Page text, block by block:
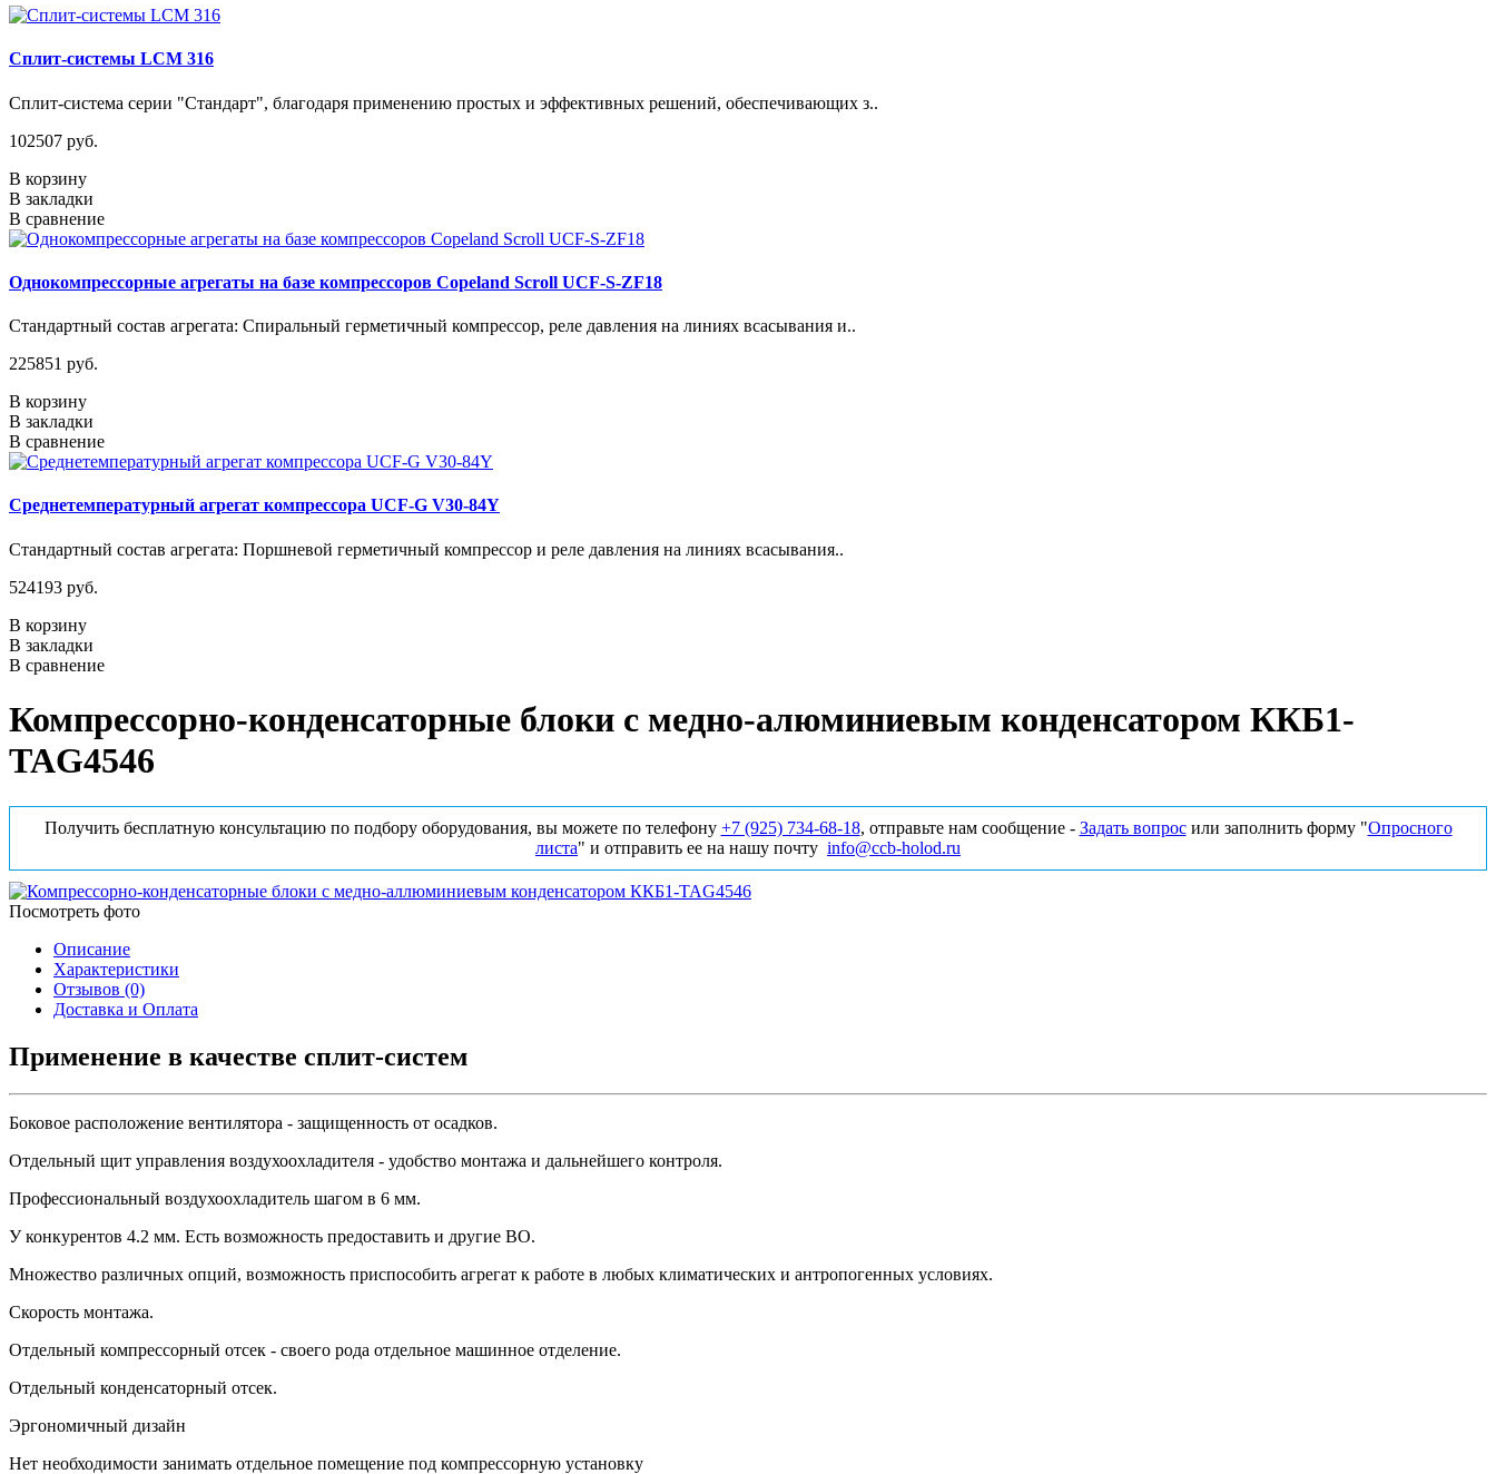
Сплит-системы LCM 316
Сплит-система серии "Стандарт", благодаря применению простых и эффективных решений, обеспечивающих з..
102507 руб.
В корзину
В закладки
В сравнение
Однокомпрессорные агрегаты на базе компрессоров Copeland Scroll UCF-S-ZF18
Стандартный состав агрегата: Спиральный герметичный компрессор, реле давления на линиях всасывания и..
225851 руб.
В корзину
В закладки
В сравнение
Среднетемпературный агрегат компрессора UCF-G V30-84Y
Стандартный состав агрегата: Поршневой герметичный компрессор и реле давления на линиях всасывания..
524193 руб.
В корзину
В закладки
В сравнение
Компрессорно-конденсаторные блоки с медно-алюминиевым конденсатором ККБ1-
TAG4546
Получить бесплатную консультацию по подбору оборудования, вы можете по телефону +7 (925) 734‑68‑18, отправьте нам сообщение - Задать вопросили заполнить форму "Опросного
листа" и отправить ее на нашу почту info@ccb-holod.ru
Посмотреть фото
Описание
Характеристики
Отзывов (0)
Доставка и Оплата
Применение в качестве сплит-систем
Боковое расположение вентилятора - защищенность от осадков.
Отдельный щит управления воздухоохладителя - удобство монтажа и дальнейшего контроля.
Профессиональный воздухоохладитель шагом в 6 мм.
У конкурентов 4.2 мм. Есть возможность предоставить и другие ВО.
Множество различных опций, возможность приспособить агрегат к работе в любых климатических и антропогенных условиях.
Скорость монтажа.
Отдельный компрессорный отсек - своего рода отдельное машинное отделение.
Отдельный конденсаторный отсек.
Эргономичный дизайн
Нет необходимости занимать отдельное помещение под компрессорную установку